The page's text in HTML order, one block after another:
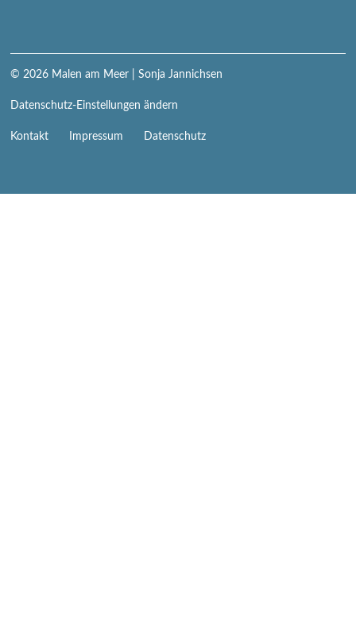
© 2026 Malen am Meer | Sonja Jannichsen
Datenschutz-Einstellungen ändern
Navigation
Kontakt Impressum Datenschutz